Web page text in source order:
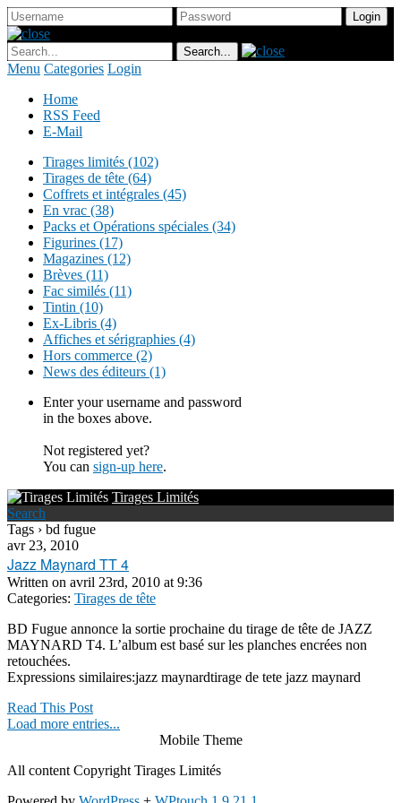
Menu Categories Login
Home
RSS Feed
E-Mail
Tirages limités (102)
Tirages de tête (64)
Coffrets et intégrales (45)
En vrac (38)
Packs et Opérations spéciales (34)
Figurines (17)
Magazines (12)
Brèves (11)
Fac similés (11)
Tintin (10)
Ex-Libris (4)
Affiches et sérigraphies (4)
Hors commerce (2)
News des éditeurs (1)
Enter your username and password
in the boxes above.
Not registered yet?
You can sign-up here.
Tirages Limités
Search
Tags › bd fugue
avr 23, 2010
Jazz Maynard TT 4
Written on avril 23rd, 2010 at 9:36
Categories: Tirages de tête
BD Fugue annonce la sortie prochaine du tirage de tête de JAZZ
MAYNARD T4. L’album est basé sur les planches encrées non
retouchées.
Expressions similaires:jazz maynardtirage de tete jazz maynard
Read This Post
Load more entries...
Mobile Theme
All content Copyright Tirages Limités